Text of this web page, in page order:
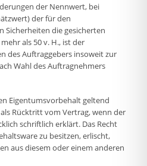
der Nennwert, bei
der für den
Sicherheiten die gesicherten
als 50 v. H., ist der
des Auftraggebers insoweit zur
Wahl des Auftragnehmers
Eigentumsvorbehalt geltend
Rücktritt vom Vertrag, wenn der
schriftlich erklärt. Das Recht
zu besitzen, erlischt,
aus diesem oder einem anderen